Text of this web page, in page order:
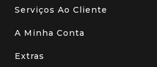
Serviços Ao Cliente
A Minha Conta
Extras